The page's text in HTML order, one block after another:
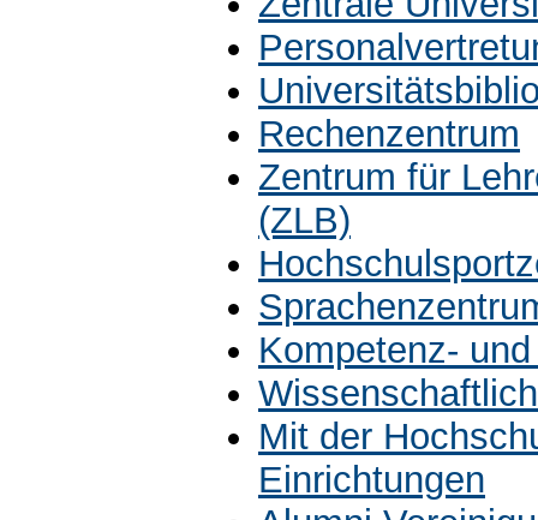
Rechenzentrum
Zentrum für
(ZLB)
Kompetenz-
Mit der
Einrichtungen